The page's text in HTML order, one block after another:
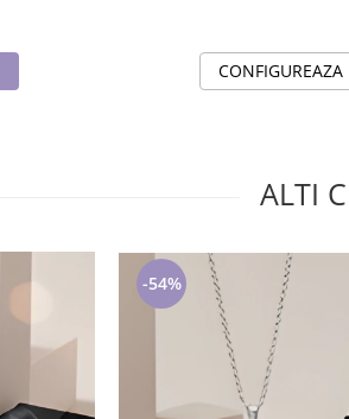
CONFIGUREAZA
ALTI
-54%